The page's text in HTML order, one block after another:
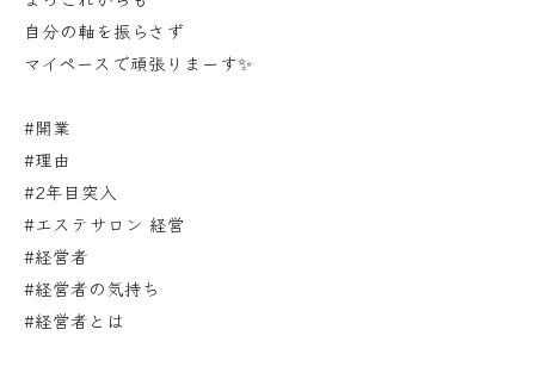
自分の軸を振らさず
マイペースで頑張りまーす✨
#開業
#理由
#2年目突入
#エステサロン 経営
#経営者
#経営者の気持ち
#経営者とは